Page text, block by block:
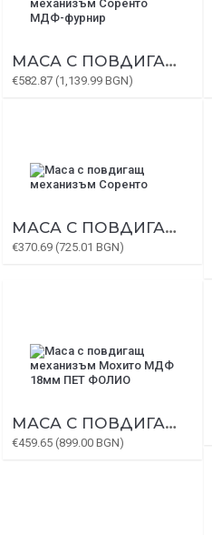
МАСА С ПОВДИГАЩ МЕХАНИЗЪМ СОРЕНТО МДФ-ФУРНИР
€582.87 (1,139.99 BGN)
МАСА С ПОВДИГАЩ МЕХАНИЗЪМ СОРЕНТО
€370.69 (725.01 BGN)
МАСА С ПОВДИГАЩ МЕХАНИЗЪМ МОХИТО МДФ 18ММ ПЕТ ФОЛИО
€459.65 (899.00 BGN)